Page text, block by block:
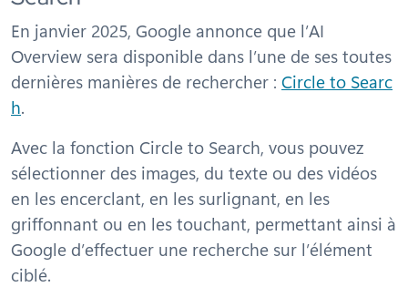
En janvier 2025, Google annonce que l’AI
Overview sera disponible dans l’une de ses toutes
dernières manières de rechercher : Circle to Searc
h.
Avec la fonction Circle to Search, vous pouvez
sélectionner des images, du texte ou des vidéos
en les encerclant, en les surlignant, en les
griffonnant ou en les touchant, permettant ainsi à
Google d’effectuer une recherche sur l’élément
ciblé.